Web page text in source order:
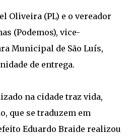
Oliveira (PL) e o vereador
(Podemos), vice-
Municipal de São Luís,
de entrega.
na cidade traz vida,
que se traduzem em
Eduardo Braide realizou